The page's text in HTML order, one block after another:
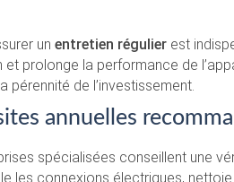
un entretien régulier est
prolonge la performance de
pérennité de l’investissement.
annuelles
spécialisées conseillent une
les connexions électriques,